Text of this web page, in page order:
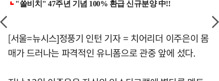
[서울=뉴시스]정풍기 인턴 기자 = 치어리더 이주은이 몸
매가 드러나는 파격적인 유니폼으로 관중 앞에 섰다.